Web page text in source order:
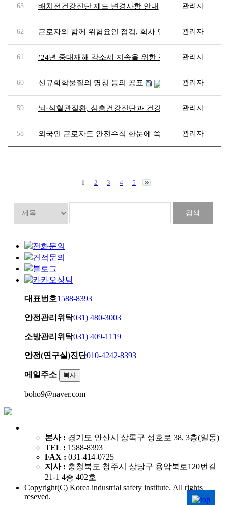
63 배치전건강진단 제도 변경사항 안내 관리자
62 근로자와 함께 위험요인 점검, 회사 안전수준 향상
관리자
61 ’24년 중대재해 감소세 지속을 위한 집중 점검관리자
60 신규화학물질의 명칭 등의 공표 관리자
59 뇌·심혈관질환, 심층건강진단과 건강상담을 지원받아
관리자
58 외국인 근로자도 안전수칙 한눈에 쏙! 관리자
1 2 3 4 5
전화문의
견적문의
블로그
카카오상담
대표번호1588-8393
안전관리위탁031) 480-3003
소방관리위탁031) 409-1119
안전(연구실)진단010-4242-8393
메일주소 복사
boho9@naver.com
본사 : 경기도 안산시 상록구 성호로 38, 3층(일동)
TEL : 1588-8393
FAX : 031-414-0725
지사 : 충청북도 청주시 상당구 용암북로120번길
21-1 4층 402호
Copyright(C) Korea industrial safety institute. All rights
reseved.